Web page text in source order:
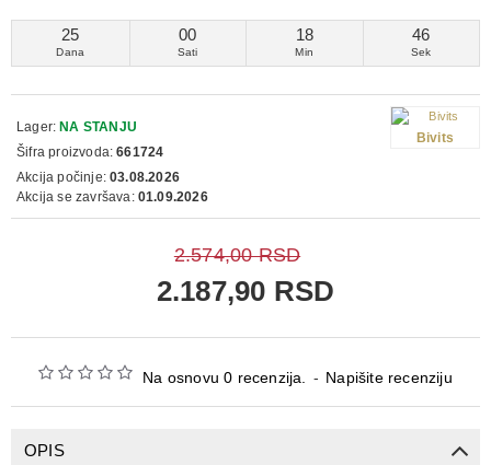
Na osnovu 0 recenzija. - Napišite recenziju
25
Dana
00
Sati
18
Min
46
Sek
2.187,90 RSD
2.574,00 RSD
Lager: NA STANJU
Šifra proizvoda: 661724
Akcija počinje: 03.08.2026
Akcija se završava: 01.09.2026
Bivits
OPIS